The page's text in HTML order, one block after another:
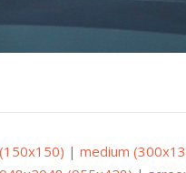
| medium